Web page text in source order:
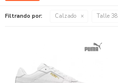
Filtrando por: Calzado Talle 38